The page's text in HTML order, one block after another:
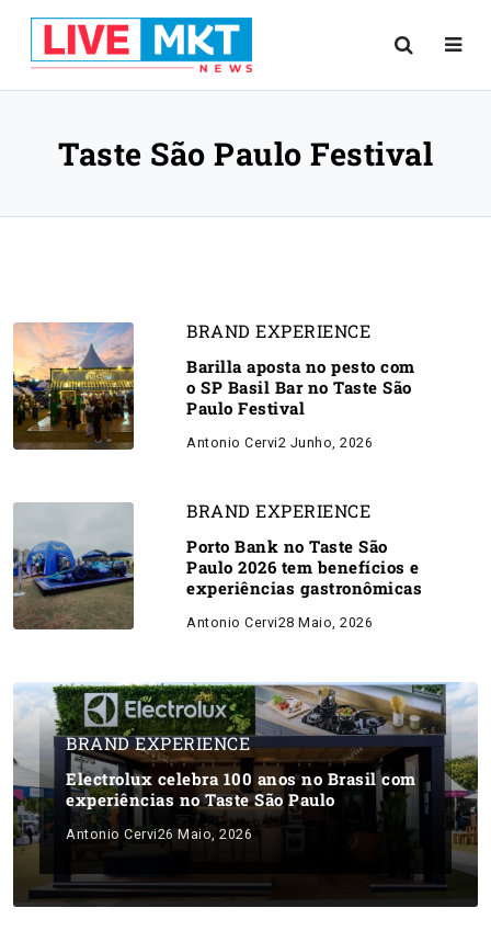
Taste São Paulo Festival
BRAND EXPERIENCE
Barilla aposta no pesto com
o SP Basil Bar no Taste São
Paulo Festival
Antonio Cervi2 Junho, 2026
BRAND EXPERIENCE
Porto Bank no Taste São
Paulo 2026 tem benefícios e
experiências gastronômicas
Antonio Cervi28 Maio, 2026
BRAND EXPERIENCE
Electrolux celebra 100 anos no Brasil com
experiências no Taste São Paulo
Antonio Cervi26 Maio, 2026